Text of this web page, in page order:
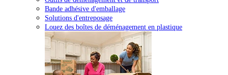
Bande adhésive d'emballage
Solutions d'entreposage
Louez des boîtes de déménagement en plastique